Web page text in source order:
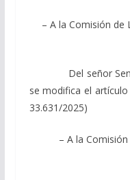
– A la Comisión de
Del señor
se modifica el artículo
33.631/2025)
– A la